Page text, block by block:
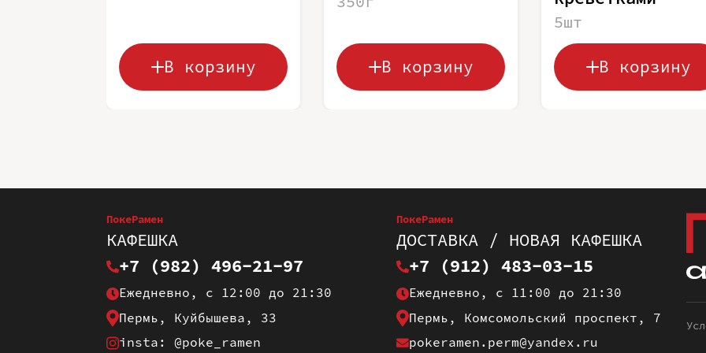
В корзину В корзину
5шт
В корзину
ПокеРамен
КАФЕШКА
+7 (982) 496-21-97
Ежедневно, с 12:00 до 21:30
Пермь, Куйбышева, 33
insta: @poke_ramen
ПокеРамен
ДОСТАВКА / НОВАЯ КАФЕШКА
+7 (912) 483-03-15
Ежедневно, с 11:00 до 21:30
Пермь, Комсомольский проспект, 7
pokeramen.perm@yandex.ru